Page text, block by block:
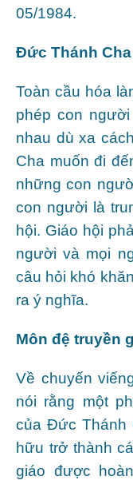
05/1984.
Đức Thánh
Toàn cầu hóa
phép con
nhau dù xa
Cha muốn đi
những con
con người là
hội. Giáo hội
người và mọi
câu hỏi khó
ra ý nghĩa.
Môn đệ truyền
Về chuyến
nói rằng một
của Đức Thánh
hữu trở thành
giáo được